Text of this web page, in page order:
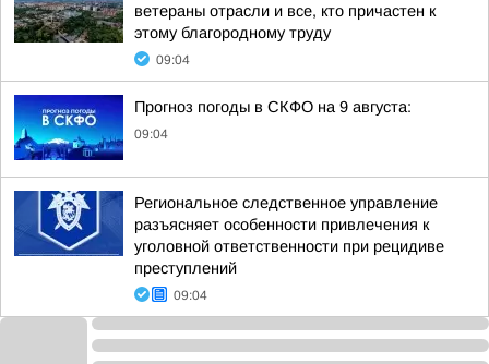
ветераны отрасли и все, кто причастен к
этому благородному труду
09:04
Прогноз погоды в СКФО на 9 августа:
09:04
Региональное следственное управление
разъясняет особенности привлечения к
уголовной ответственности при рецидиве
преступлений
09:04